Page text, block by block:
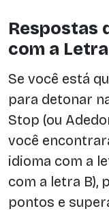
Respostas
com a
Se você está
para detonar
Stop (ou
você
idioma com a
com a letra B),
pontos e